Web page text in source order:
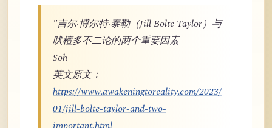
"吉尔·博尔特·泰勒（Jill Bolte Taylor）与
吠檀多不二论的两个重要因素
Soh
英文原文：
https://www.awakeningtoreality.com/2023/
01/jill-bolte-taylor-and-two-